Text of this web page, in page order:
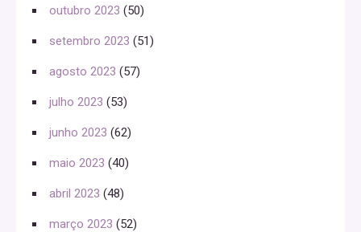
outubro 2023 (50)
setembro 2023 (51)
agosto 2023 (57)
julho 2023 (53)
junho 2023 (62)
maio 2023 (40)
abril 2023 (48)
março 2023 (52)